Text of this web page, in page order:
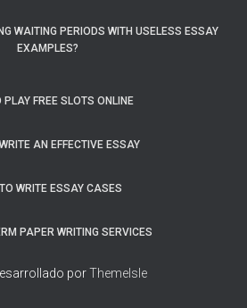
WAITING PERIODS WITH USELESS ESSAY
EXAMPLES?
PLAY FREE SLOTS ONLINE
AN EFFECTIVE ESSAY
WRITE ESSAY CASES
PAPER WRITING SERVICES
porThemeIsle